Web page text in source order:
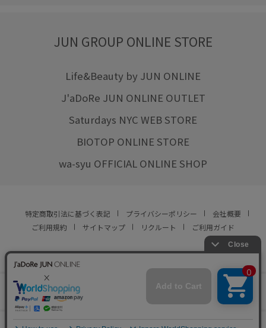
0
JUN GROUP ONLINE STORE
Life&Beauty by JUN ONLINE
J'aDoRe JUN ONLINE OUTLET
Saturdays NYC WEB STORE
BIOTOP ONLINE STORE
wa-syu OFFICIAL ONLINE SHOP
特定商取引法に基づく表記 プライバシーポリシー
会社概要
ご利用規約
サイトマップ リクルート ご利用ガイド
© JUN CO.,LTD. ALL RIGHTS RESERVED.
店舗在庫
をみる
この商品は現在販売しておりません